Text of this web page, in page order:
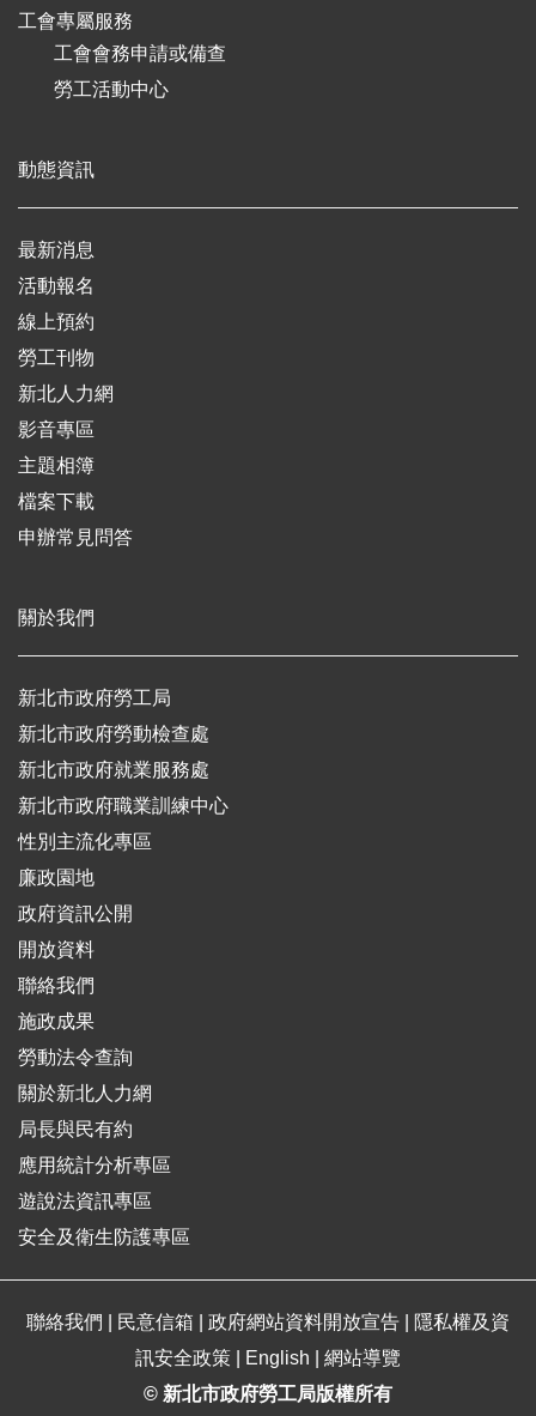
工會專屬服務
工會會務申請或備查
勞工活動中心
動態資訊
最新消息
活動報名
線上預約
勞工刊物
新北人力網
影音專區
主題相簿
檔案下載
申辦常見問答
關於我們
新北市政府勞工局
新北市政府勞動檢查處
新北市政府就業服務處
新北市政府職業訓練中心
性別主流化專區
廉政園地
政府資訊公開
開放資料
聯絡我們
施政成果
勞動法令查詢
關於新北人力網
局長與民有約
應用統計分析專區
遊說法資訊專區
安全及衛生防護專區
聯絡我們 民意信箱 政府網站資料開放宣告
隱私權及資
訊安全政策
English
網站導覽
© 新北市政府勞工局版權所有